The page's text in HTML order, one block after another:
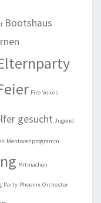
Bootshaus
Fire-Voices
gesucht Jugend
Mentorenprogramm
Mitmachen
Party Phoenix-Orchester